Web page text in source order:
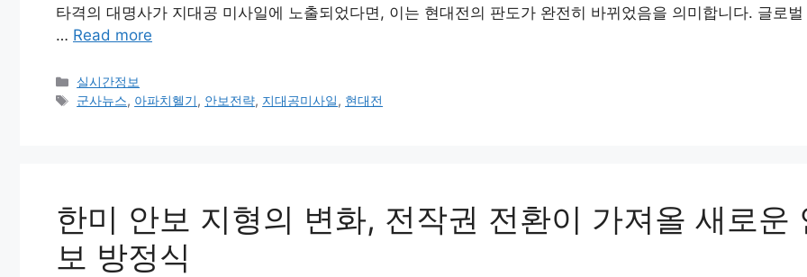
타격의 대명사가 지대공 미사일에 노출되었다면, 이는 현대전의 판도가 완전히 바뀌었음을 의미합니다. 글로벌
… Read more
Categories
실시간정보
Tags
군사뉴스, 아파치헬기, 안보전략, 지대공미사일, 현대전
한미 안보 지형의 변화, 전작권 전환이 가져올 새로운
보 방정식